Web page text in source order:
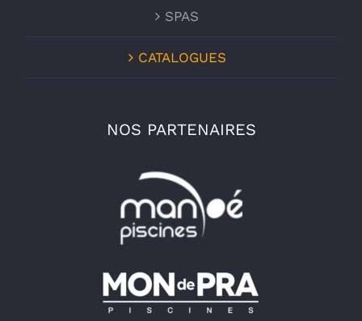
SPAS
CATALOGUES
NOS PARTENAIRES